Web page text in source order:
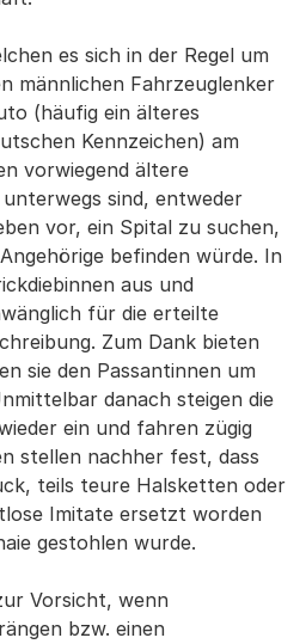
es sich in der Regel um
männlichen Fahrzeuglenker
(häufig ein älteres
Kennzeichen) am
vorwiegend ältere
sind, entweder
vor, ein Spital zu suchen,
befinden würde. In
aus und
für die erteilte
Zum Dank bieten
sie den Passantinnen um
danach steigen die
ein und fahren zügig
stellen nachher fest, dass
teils teure Halsketten oder
Imitate ersetzt worden
gestohlen wurde.
Vorsicht, wenn
bzw. einen